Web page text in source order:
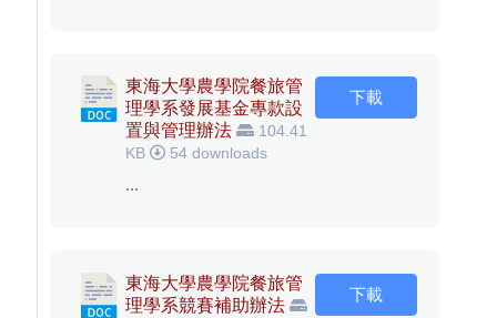
東海大學農學院餐旅管
理學系發展基金專款設
置與管理辦法
104.41
KB
54 downloads
...
下載
東海大學農學院餐旅管
理學系競賽補助辦法
下載